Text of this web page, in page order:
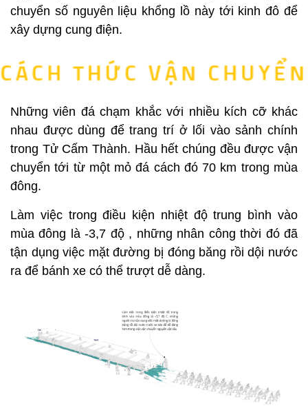
chuyển số nguyên liệu khổng lồ này tới kinh đô để
xây dựng cung điện.
Những viên đá chạm khắc với nhiều kích cỡ khác
nhau được dùng để trang trí ở lối vào sảnh chính
trong Tử Cấm Thành. Hầu hết chúng đều được vận
chuyển tới từ một mỏ đá cách đó 70 km trong mùa
đông.
Làm việc trong điều kiện nhiệt độ trung bình vào
mùa đông là -3,7 độ , những nhân công thời đó đã
tận dụng việc mặt đường bị đóng băng rồi dội nước
ra để bánh xe có thể trượt dễ dàng.